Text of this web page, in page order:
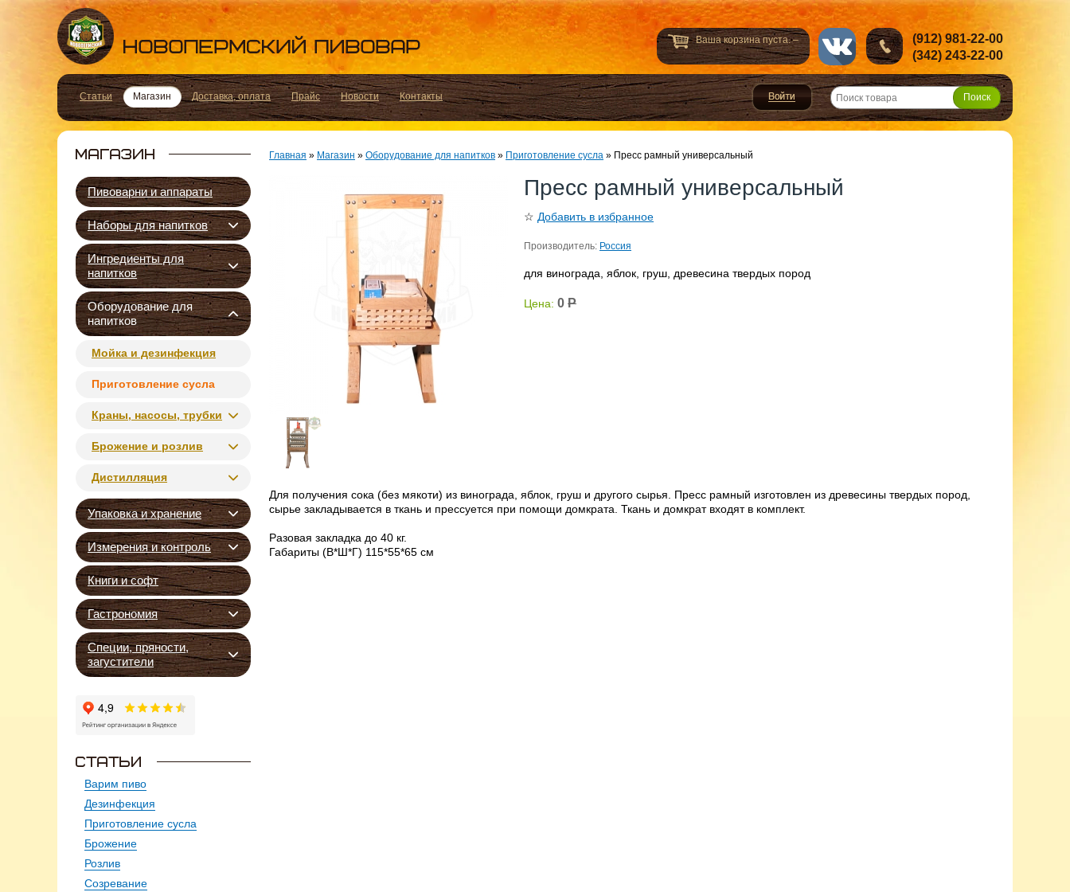
Ваша корзина пуста. –
(912) 981-22-00
(342) 243-22-00
Статьи Магазин Доставка, оплата Прайс Новости Контакты
Пивоварни и аппараты
Наборы для напитков
Ингредиенты для
напитков
Оборудование для
напитков
Мойка и дезинфекция
Приготовление сусла
Краны, насосы, трубки
Брожение и розлив
Дистилляция
Упаковка и хранение
Измерения и контроль
Книги и софт
Гастрономия
Специи, пряности,
загустители
Варим пиво
Дезинфекция
Приготовление сусла
Брожение
Розлив
Созревание
Главная » Магазин » Оборудование для напитков » Приготовление сусла » Пресс рамный универсальный
Пресс рамный универсальный
☆ Добавить в избранное
Производитель: Россия
для винограда, яблок, груш, древесина твердых пород
Цена: 0 Р
Для получения сока (без мякоти) из винограда, яблок, груш и другого сырья. Пресс рамный изготовлен из древесины твердых пород,
сырье закладывается в ткань и прессуется при помощи домкрата. Ткань и домкрат входят в комплект.
Разовая закладка до 40 кг.
Габариты (В*Ш*Г) 115*55*65 см